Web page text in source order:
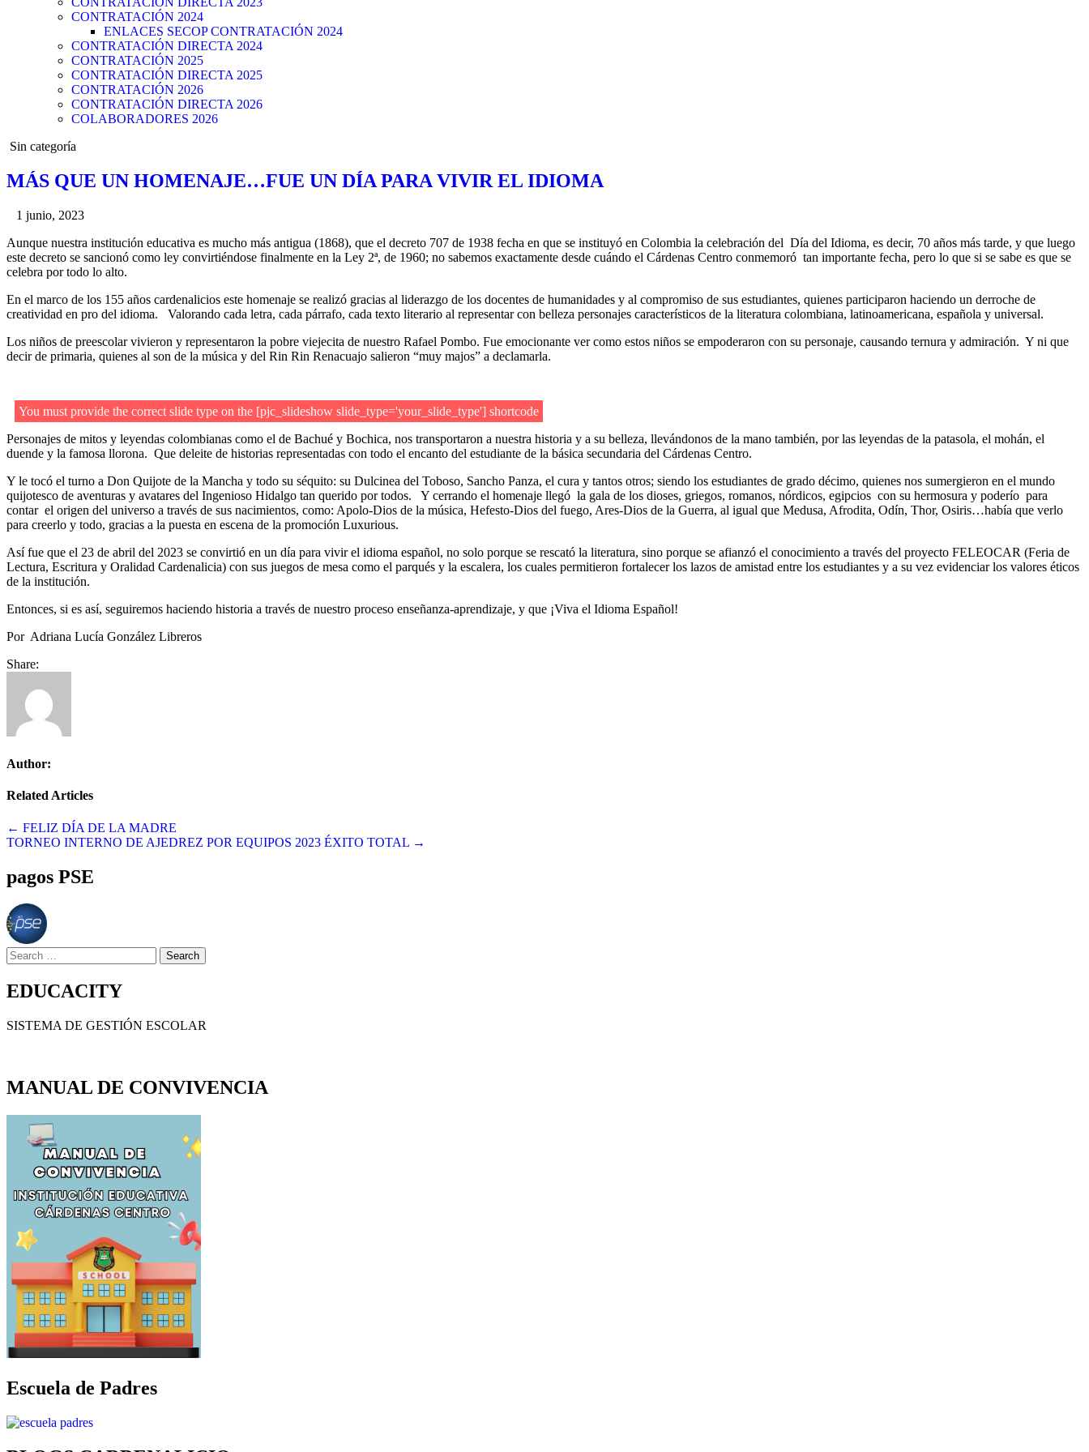
CONTRATACIÓN 2024
ENLACES SECOP CONTRATACIÓN 2024
CONTRATACIÓN DIRECTA 2024
CONTRATACIÓN 2025
CONTRATACIÓN DIRECTA 2025
CONTRATACIÓN 2026
CONTRATACIÓN DIRECTA 2026
COLABORADORES 2026
Posted
Sin categoría
MÁS QUE UN HOMENAJE…FUE UN DÍA PARA VIVIR EL IDIOMA
1 junio, 2023
Aunque nuestra institución educativa es mucho más antigua (1868), que el decreto 707 de 1938 fecha en que se instituyó en Colombia la celebración del Día del Idioma, es decir, 70 años más tarde, y que luego
este decreto se sancionó como ley convirtiéndose finalmente en la Ley 2ª, de 1960; no sabemos exactamente desde cuándo el Cárdenas Centro conmemoró tan importante fecha, pero lo que si se sabe es que se
celebra por todo lo alto.
En el marco de los 155 años cardenalicios este homenaje se realizó gracias al liderazgo de los docentes de humanidades y al compromiso de sus estudiantes, quienes participaron haciendo un derroche de
creatividad en pro del idioma. Valorando cada letra, cada párrafo, cada texto literario al representar con belleza personajes característicos de la literatura colombiana, latinoamericana, española y universal.
Los niños de preescolar vivieron y representaron la pobre viejecita de nuestro Rafael Pombo. Fue emocionante ver como estos niños se empoderaron con su personaje, causando ternura y admiración. Y ni que
decir de primaria, quienes al son de la música y del Rin Rin Renacuajo salieron “muy majos” a declamarla.
You must provide the correct slide type on the [pjc_slideshow slide_type='your_slide_type'] shortcode
Personajes de mitos y leyendas colombianas como el de Bachué y Bochica, nos transportaron a nuestra historia y a su belleza, llevándonos de la mano también, por las leyendas de la patasola, el mohán, el
duende y la famosa llorona. Que deleite de historias representadas con todo el encanto del estudiante de la básica secundaria del Cárdenas Centro.
Y le tocó el turno a Don Quijote de la Mancha y todo su séquito: su Dulcinea del Toboso, Sancho Panza, el cura y tantos otros; siendo los estudiantes de grado décimo, quienes nos sumergieron en el mundo
quijotesco de aventuras y avatares del Ingenioso Hidalgo tan querido por todos. Y cerrando el homenaje llegó la gala de los dioses, griegos, romanos, nórdicos, egipcios con su hermosura y poderío para
contar el origen del universo a través de sus nacimientos, como: Apolo-Dios de la música, Hefesto-Dios del fuego, Ares-Dios de la Guerra, al igual que Medusa, Afrodita, Odín, Thor, Osiris…había que verlo
para creerlo y todo, gracias a la puesta en escena de la promoción Luxurious.
Así fue que el 23 de abril del 2023 se convirtió en un día para vivir el idioma español, no solo porque se rescató la literatura, sino porque se afianzó el conocimiento a través del proyecto FELEOCAR (Feria de
Lectura, Escritura y Oralidad Cardenalicia) con sus juegos de mesa como el parqués y la escalera, los cuales permitieron fortalecer los lazos de amistad entre los estudiantes y a su vez evidenciar los valores éticos
de la institución.
Entonces, si es así, seguiremos haciendo historia a través de nuestro proceso enseñanza-aprendizaje, y que ¡Viva el Idioma Español!
Por Adriana Lucía González Libreros
Share:
Author:
Related Articles
Navegación
de
entradas
← FELIZ DÍA DE LA MADRE
TORNEO INTERNO DE AJEDREZ POR EQUIPOS 2023 ÉXITO TOTAL →
pagos PSE
Search
for:
EDUCACITY
SISTEMA DE GESTIÓN ESCOLAR
MANUAL DE CONVIVENCIA
Escuela de Padres